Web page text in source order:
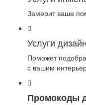
Замерит ваше
Услуги
Поможет
с вашим
Промокоды